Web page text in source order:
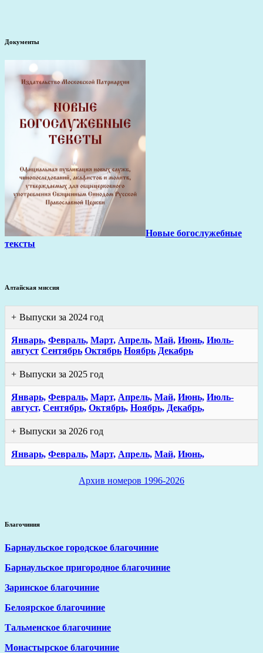
Документы
Новые богослужебные
тексты
Алтайская миссия
Выпуски за 2024 год
Январь, Февраль, Март, Апрель, Май, Июнь, Июль-
август Сентябрь Октябрь Ноябрь Декабрь
Выпуски за 2025 год
Январь, Февраль, Март, Апрель, Май, Июнь, Июль-
август, Сентябрь, Октябрь, Ноябрь, Декабрь,
Выпуски за 2026 год
Январь, Февраль, Март, Апрель, Май, Июнь,
Архив номеров 1996-2026
Благочиния
Барнаульское городское благочиние
Барнаульское пригородное благочиние
Заринское благочиние
Белоярское благочиние
Тальменское благочиние
Монастырское благочиние